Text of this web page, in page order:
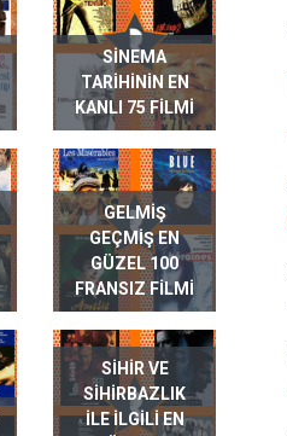
SINEMA
TARIHININ EN
KANLI 75 FILMI
GELMIŞ
GEÇMIŞ EN
GÜZEL 100
FRANSIZ FILMI
SIHIR VE
SIHIRBAZLIK
ILE ILGILI EN